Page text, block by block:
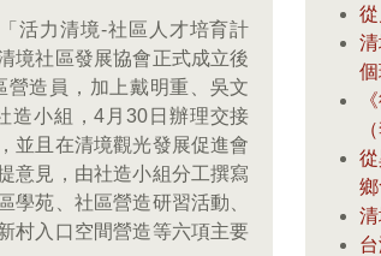
活力清境-社區人才培育計
境社區發展協會正式成立後
造員，加上戴明重、吳文
造小組，4月30日辦理交接
並且在清境觀光發展促進會
意見，由社造小組分工撰寫
學苑、社區營造研習活動、
村入口空間營造等六項主要
個